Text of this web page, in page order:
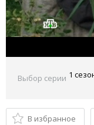
Выбор серии
В избранное